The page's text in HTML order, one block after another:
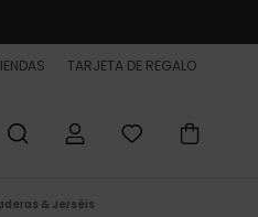
TARJETA DE REGALO
& Jerséis